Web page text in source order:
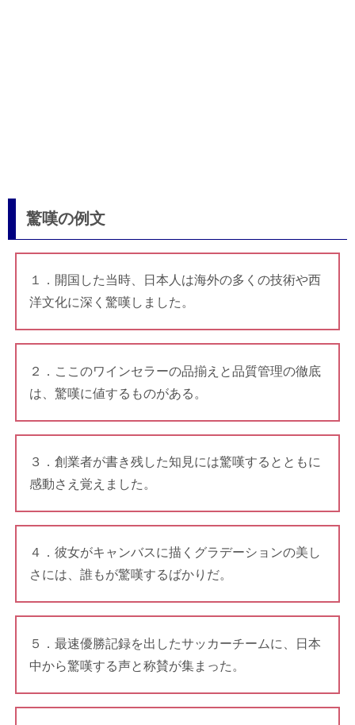
驚嘆の例文
１．開国した当時、日本人は海外の多くの技術や西
洋文化に深く驚嘆しました。
２．ここのワインセラーの品揃えと品質管理の徹底
は、驚嘆に値するものがある。
３．創業者が書き残した知見には驚嘆するとともに
感動さえ覚えました。
４．彼女がキャンバスに描くグラデーションの美し
さには、誰もが驚嘆するばかりだ。
５．最速優勝記録を出したサッカーチームに、日本
中から驚嘆する声と称賛が集まった。